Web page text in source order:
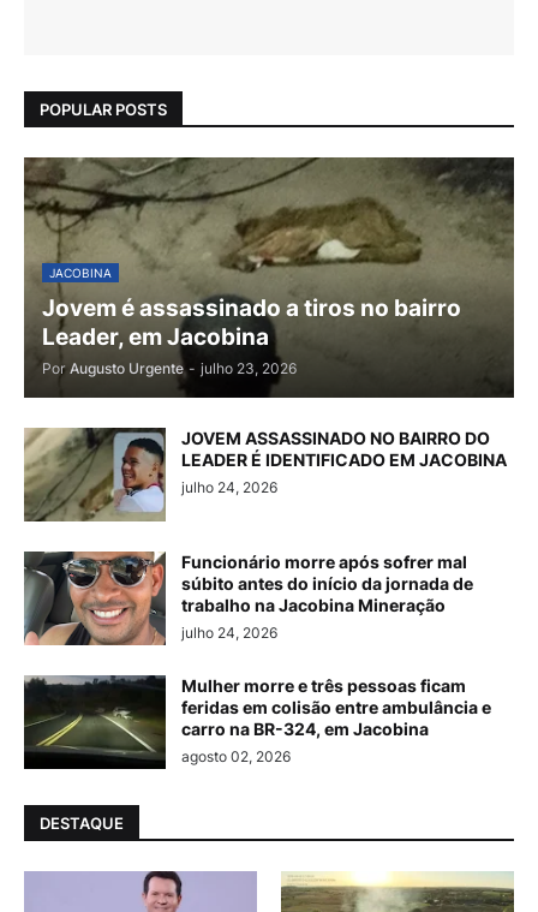
POPULAR POSTS
JACOBINA
Jovem é assassinado a tiros no bairro
Leader, em Jacobina
Por Augusto Urgente - julho 23, 2026
JOVEM ASSASSINADO NO BAIRRO DO
LEADER É IDENTIFICADO EM JACOBINA
julho 24, 2026
Funcionário morre após sofrer mal
súbito antes do início da jornada de
trabalho na Jacobina Mineração
julho 24, 2026
Mulher morre e três pessoas ficam
feridas em colisão entre ambulância e
carro na BR-324, em Jacobina
agosto 02, 2026
DESTAQUE